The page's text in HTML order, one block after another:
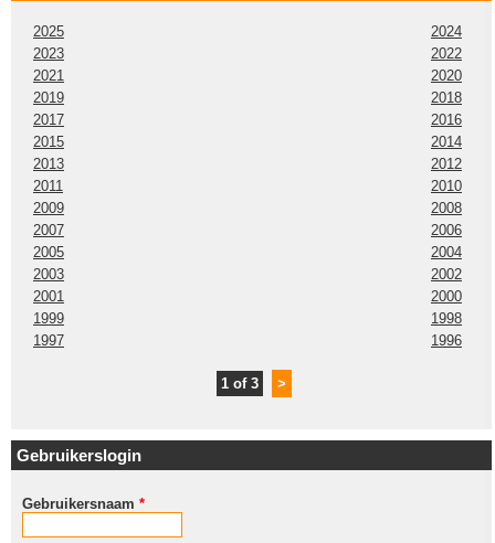
2025
2024
2023
2022
2021
2020
2019
2018
2017
2016
2015
2014
2013
2012
2011
2010
2009
2008
2007
2006
2005
2004
2003
2002
2001
2000
1999
1998
1997
1996
1 of 3 >
Gebruikerslogin
Gebruikersnaam *